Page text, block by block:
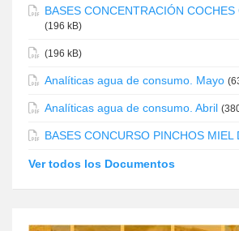
BASES CONCENTRACIÓN
(196 kB)
(196 kB)
Analíticas agua de consumo. Mayo
Analíticas agua de consumo. Abril
BASES CONCURSO PINCHOS MIEL
Ver todos los Documentos